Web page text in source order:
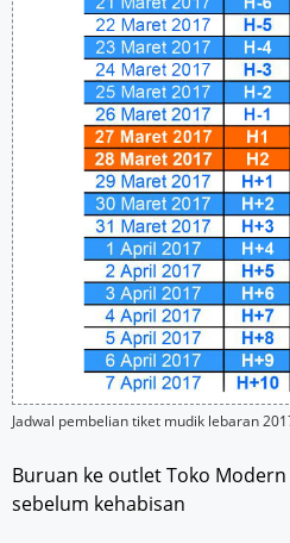
Jadwal pembelian tiket mudik lebaran
Buruan ke outlet Toko Modern
sebelum kehabisan